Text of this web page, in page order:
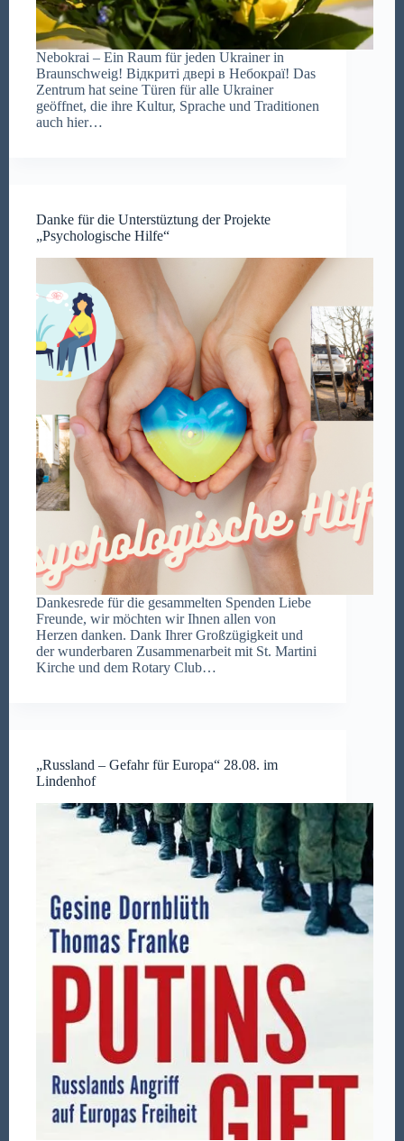
Nebokrai – Ein Raum für jeden Ukrainer in
Braunschweig! Відкриті двері в Небокраї! Das
Zentrum hat seine Türen für alle Ukrainer
geöffnet, die ihre Kultur, Sprache und Traditionen
auch hier…
Danke für die Unterstüztung der Projekte
„Psychologische Hilfe“
Dankesrede für die gesammelten Spenden Liebe
Freunde, wir möchten wir Ihnen allen von
Herzen danken. Dank Ihrer Großzügigkeit und
der wunderbaren Zusammenarbeit mit St. Martini
Kirche und dem Rotary Club…
„Russland – Gefahr für Europa“ 28.08. im
Lindenhof